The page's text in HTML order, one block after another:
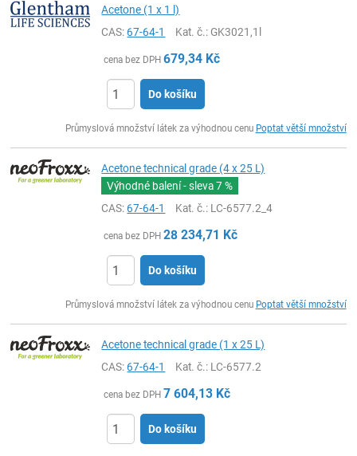
Acetone (1 x 1 l)
CAS:67-64-1 Kat. č.: GK3021,1l
cena bez DPH 679,34 Kč
Do košíku
Průmyslová množství látek za výhodnou cenu Poptat větší množství
Acetone technical grade (4 x 25 L)
Výhodné balení - sleva7 %
CAS:67-64-1 Kat. č.: LC-6577.2_4
cena bez DPH 28 234,71 Kč
Do košíku
Průmyslová množství látek za výhodnou cenu Poptat větší množství
Acetone technical grade (1 x 25 L)
CAS:67-64-1 Kat. č.: LC-6577.2
cena bez DPH 7 604,13 Kč
Do košíku